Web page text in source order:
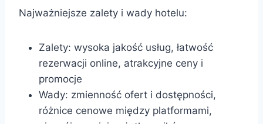
Najważniejsze zalety i wady hotelu:
Zalety: wysoka jakość usług, łatwość
rezerwacji online, atrakcyjne ceny i
promocje
Wady: zmienność ofert i dostępności,
różnice cenowe między platformami,